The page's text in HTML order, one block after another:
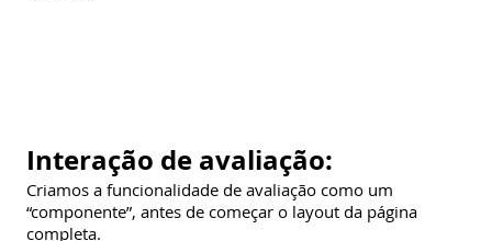
Interação de avaliação:
Criamos a funcionalidade de avaliação como um
“componente”, antes de começar o layout da página
completa.